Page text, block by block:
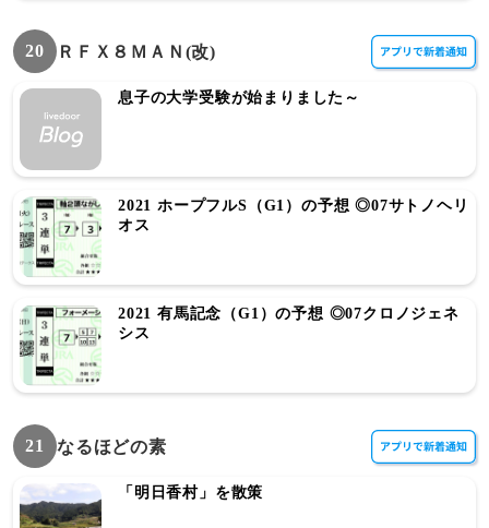
20 ＲＦＸ８ＭＡＮ(改)
息子の大学受験が始まりました～
2021 ホープフルS（G1）の予想 ◎07サトノヘリ
オス
2021 有馬記念（G1）の予想 ◎07クロノジェネ
シス
21 なるほどの素
「明日香村」を散策